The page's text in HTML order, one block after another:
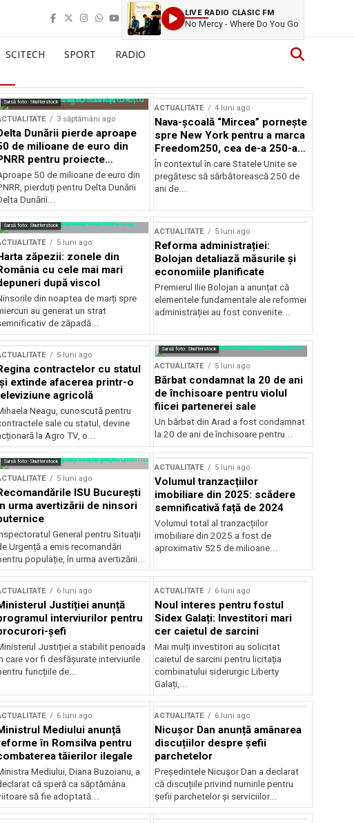
LIVE RADIO CLASIC FM
No Mercy - Where Do You Go
SCITECH SPORT RADIO
Sursă foto: Shutterstock
3 săptămâni ago
Dunării pierde aproape
de milioane de euro din
pentru proiecte
50 de milioane de euro din
pierduți pentru Delta Dunării
Dunării...
ACTUALITATE 4 luni ago
Nava-școală “Mircea” pornește
spre New York pentru a marca
Freedom250, cea de-a 250-a
aniversare a Statelor Unite
În contextul în care Statele Unite se
pregătesc să sărbătorească 250 de
ani de...
Sursă foto: Shutterstock
5 luni ago
zăpezii: zonele din
cu cele mai mari
după viscol
din noaptea de marți spre
au generat un strat
de zăpadă...
ACTUALITATE 5 luni ago
Reforma administrației:
Bolojan detaliază măsurile și
economiile planificate
Premierul Ilie Bolojan a anunțat că
elementele fundamentale ale reformei
administrației au fost convenite...
5 luni ago
contractelor cu statul
extinde afacerea printr-o
agricolă
Neagu, cunoscută pentru
sale cu statul, devine
la Agro TV, o...
Sursă foto: Shutterstock
ACTUALITATE 5 luni ago
Bărbat condamnat la 20 de ani
de închisoare pentru violul
fiicei partenerei sale
Un bărbat din Arad a fost condamnat
la 20 de ani de închisoare pentru...
Sursă foto: Shutterstock
5 luni ago
ISU București
urma avertizării de ninsori
General pentru Situații
Urgență a emis recomandări
populație, în urma avertizării...
ACTUALITATE 5 luni ago
Volumul tranzacțiilor
imobiliare din 2025: scădere
semnificativă față de 2024
Volumul total al tranzacțiilor
imobiliare din 2025 a fost de
aproximativ 525 de milioane...
6 luni ago
Justiției anunță
interviurilor pentru
șefi
Justiției a stabilit perioada
care vor fi desfășurate interviurile
funcțiile de...
ACTUALITATE 6 luni ago
Noul interes pentru fostul
Sidex Galați: Investitori mari
cer caietul de sarcini
Mai mulți investitori au solicitat
caietul de sarcini pentru licitația
combinatului siderurgic Liberty
Galați,...
6 luni ago
Mediului anunță
în Romsilva pentru
tăierilor ilegale
Mediului, Diana Buzoianu, a
că speră ca săptămâna
să fie adoptată...
ACTUALITATE 6 luni ago
Nicușor Dan anunță amânarea
discuțiilor despre șefii
parchetelor
Președintele Nicușor Dan a declarat
că discuțiile privind numirile pentru
șefii parchetelor și serviciilor...